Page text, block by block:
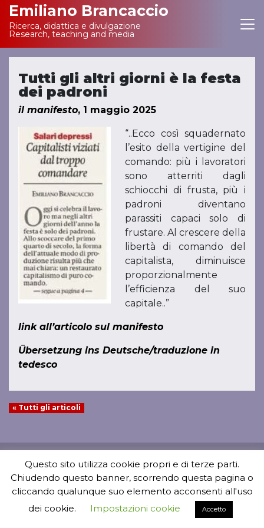
Main Navigation
Emiliano Brancaccio
Ricerca, didattica e divulgazione
Research, teaching and media
Tutti gli altri giorni è la festa
dei padroni
il manifesto, 1 maggio 2025
“..Ecco così squadernato
l’esito della vertigine del
comando: più i lavoratori
sono atterriti dagli
schiocchi di frusta, più i
padroni diventano
parassiti capaci solo di
frustare. Al crescere della
libertà di comando del
capitalista, diminuisce
proporzionalmente
l’efficienza del suo
capitale..”
link all’articolo sul manifesto
Übersetzung ins Deutsche/traduzione in
tedesco
« Tutti gli articoli
Questo sito utilizza cookie propri e di terze parti.
Chiudendo questo banner, scorrendo questa pagina o
cliccando qualunque suo elemento acconsenti all'uso
dei cookie.
Impostazioni cookie Accetto